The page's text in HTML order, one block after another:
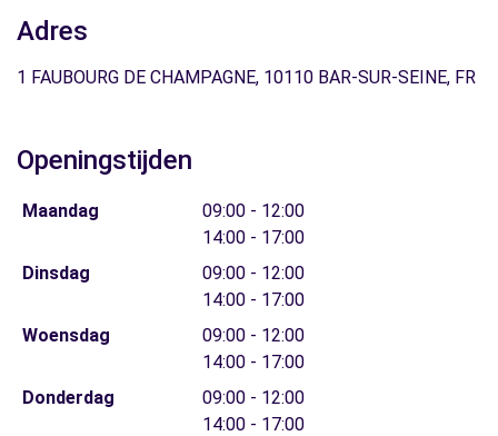
Adres
1 FAUBOURG DE CHAMPAGNE, 10110 BAR-SUR-SEINE, FR
Openingstijden
Maandag
09:00 - 12:00
14:00 - 17:00
Dinsdag
09:00 - 12:00
14:00 - 17:00
Woensdag
09:00 - 12:00
14:00 - 17:00
Donderdag
09:00 - 12:00
14:00 - 17:00